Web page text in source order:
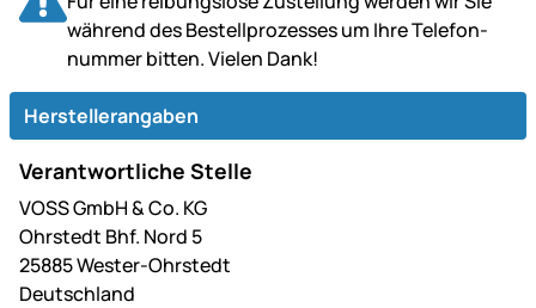
während des Bestell­prozesses um Ihre Telefon­
nummer bitten. Vielen Dank!
Herstellerangaben
Verantwortliche Stelle
VOSS GmbH & Co. KG
Ohrstedt Bhf. Nord 5
25885 Wester-Ohrstedt
Deutschland